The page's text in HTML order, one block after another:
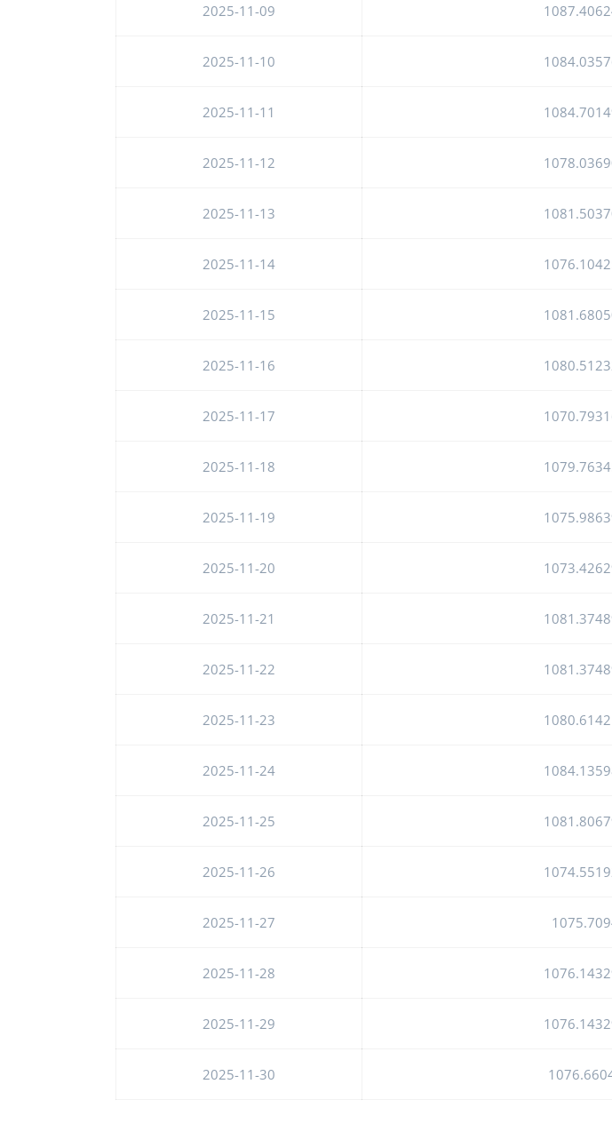
2025-11-09
2025-11-10
2025-11-11
2025-11-12
2025-11-13
2025-11-14
2025-11-15
2025-11-16
2025-11-17
2025-11-18
2025-11-19
2025-11-20
2025-11-21
2025-11-22
2025-11-23
2025-11-24
2025-11-25
2025-11-26
2025-11-27
2025-11-28
2025-11-29
2025-11-30